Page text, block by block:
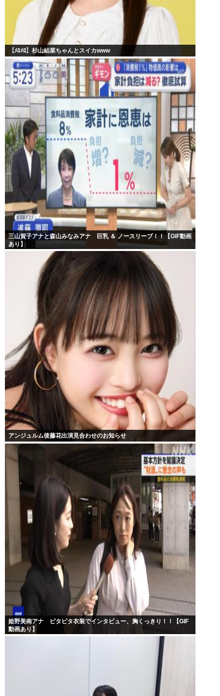
【ﾒﾛﾒﾛ】杉山結菜ちゃんとスイカwww
三山賀子アナと森山みなみアナ 巨乳 ＆ ノースリーブ！！【GIF動画
あり】
アンジュルム後藤花出演見合わせのお知らせ
姫野美南アナ ピタピタ衣装でインタビュー、胸くっきり！！【GIF
動画あり】